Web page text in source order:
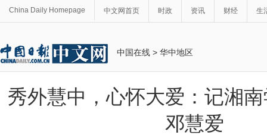
China Daily Homepage 中文网首页 时政 资讯 财经 生
中国在线 > 华中地区
秀外慧中，心怀大爱：记湘
邓慧爱